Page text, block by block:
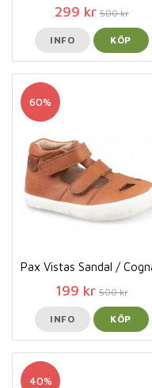
299 kr 500 kr
INFO KÖP
60%
Pax Vistas Sandal /
199 kr 500 kr
INFO KÖP
40%